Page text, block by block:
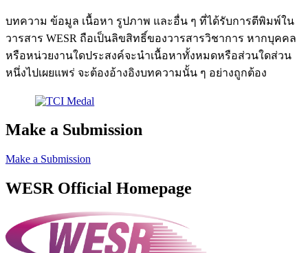
บทความ ข้อมูล เนื้อหา รูปภาพ และอื่น ๆ ที่ได้รับการตีพิมพ์ใน
วารสาร WESR ถือเป็นลิขสิทธิ์ของวารสารวิชาการ หากบุคคล
หรือหน่วยงานใดประสงค์จะนำเนื้อหาทั้งหมดหรือส่วนใดส่วน
หนึ่งไปเผยแพร่ จะต้องอ้างอิงบทความนั้น ๆ อย่างถูกต้อง
Make a Submission
Make a Submission
WESR Official Homepage